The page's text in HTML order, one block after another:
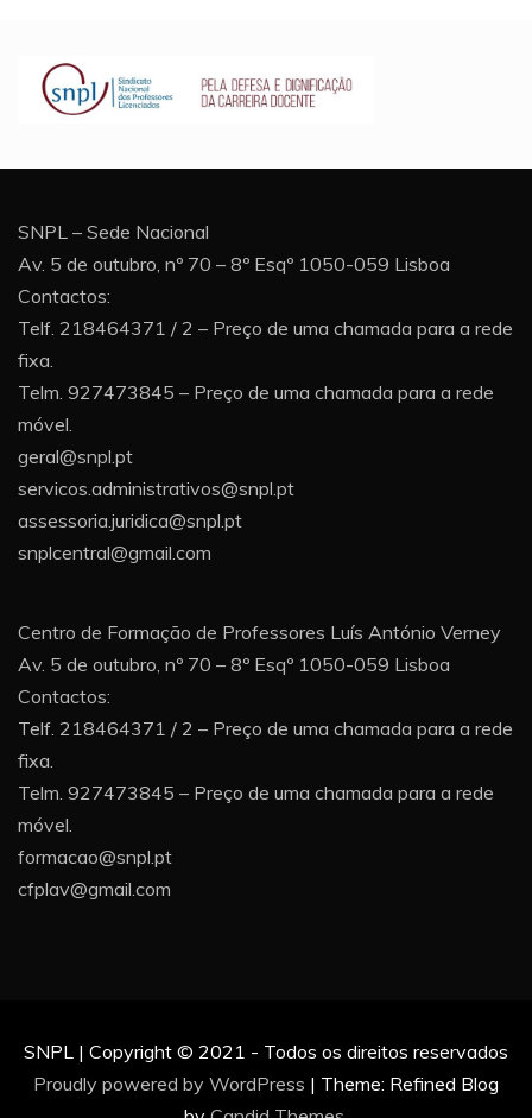
SNPL – Sede Nacional
Av. 5 de outubro, nº 70 – 8º Esqº 1050-059 Lisboa
Contactos:
Telf. 218464371 / 2 – Preço de uma chamada para a rede
fixa.
Telm. 927473845 – Preço de uma chamada para a rede
móvel.
geral@snpl.pt
servicos.administrativos@snpl.pt
assessoria.juridica@snpl.pt
snplcentral@gmail.com
Centro de Formação de Professores Luís António Verney
Av. 5 de outubro, nº 70 – 8º Esqº 1050-059 Lisboa
Contactos:
Telf. 218464371 / 2 – Preço de uma chamada para a rede
fixa.
Telm. 927473845 – Preço de uma chamada para a rede
móvel.
formacao@snpl.pt
cfplav@gmail.com
SNPL | Copyright © 2021 - Todos os direitos reservados
Proudly powered by WordPress | Theme: Refined Blog